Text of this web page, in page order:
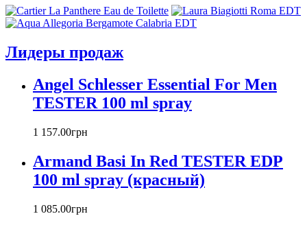
Aramis
Armaf
Atelier Cologne
Badgley Mischka
Baldinini
Banana Republic
Barex
Beyonce
Bill Blass
Biotherm
Blumarine
Лидеры продаж
Angel Schlesser Essential For Men
TESTER 100 ml spray
1 157.00грн
Armand Basi In Red TESTER EDP
100 ml spray (красный)
1 085.00грн